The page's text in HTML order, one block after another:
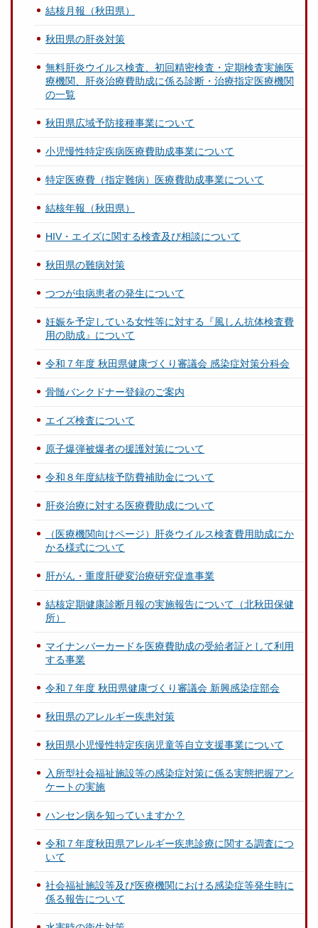
結核月報（秋田県）
秋田県の肝炎対策
無料肝炎ウイルス検査、初回精密検査・定期検査実施医
療機関、肝炎治療費助成に係る診断・治療指定医療機関
の一覧
秋田県広域予防接種事業について
小児慢性特定疾病医療費助成事業について
特定医療費（指定難病）医療費助成事業について
結核年報（秋田県）
HIV・エイズに関する検査及び相談について
秋田県の難病対策
つつが虫病患者の発生について
妊娠を予定している女性等に対する『風しん抗体検査費
用の助成』について
令和７年度 秋田県健康づくり審議会 感染症対策分科会
骨髄バンクドナー登録のご案内
エイズ検査について
原子爆弾被爆者の援護対策について
令和８年度結核予防費補助金について
肝炎治療に対する医療費助成について
（医療機関向けページ）肝炎ウイルス検査費用助成にか
かる様式について
肝がん・重度肝硬変治療研究促進事業
結核定期健康診断月報の実施報告について（北秋田保健
所）
マイナンバーカードを医療費助成の受給者証として利用
する事業
令和７年度 秋田県健康づくり審議会 新興感染症部会
秋田県のアレルギー疾患対策
秋田県小児慢性特定疾病児童等自立支援事業について
入所型社会福祉施設等の感染症対策に係る実態把握アン
ケートの実施
ハンセン病を知っていますか？
令和７年度秋田県アレルギー疾患診療に関する調査につ
いて
社会福祉施設等及び医療機関における感染症等発生時に
係る報告について